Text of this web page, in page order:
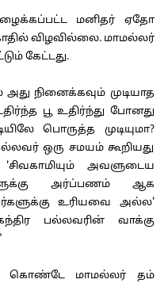
மனிதர் ஏதோ
விழவில்லை. மாமல்லர்
கேட்டது.
நினைக்கவும் முடியாத
பூ உதிர்ந்து போனது
பொருத்த முடியுமா?
ஒரு சமயம் கூறியது
அவளுடைய
அர்ப்பணம் ஆக
உரியவை அல்ல'
பல்லவரின் வாக்கு
மாமல்லர் தம்